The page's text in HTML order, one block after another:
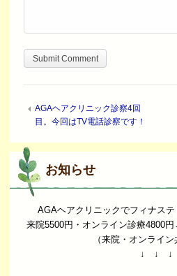
AGAヘアクリニック診察4回
目。今回はTV電話診察です！
お知らせ
AGAヘアクリニックでフィナステ
来院5500円・オンライン診療4800
（来院・オンライン
↓ ↓ ↓